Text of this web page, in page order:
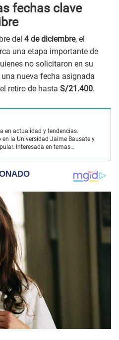
fechas clave
del 4 de diciembre, el
una etapa importante de
no solicitaron en su
nueva fecha asignada
retiro de hasta S/21.400.
en actualidad y tendencias.
en la Universidad Jaime Bausate y
Interesada en temas